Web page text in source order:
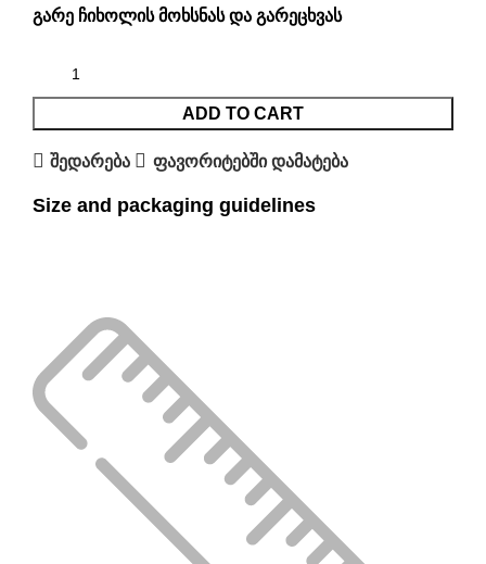
გარე ჩიხოლის მოხსნას და გარეცხვას
ADD TO CART
შედარება ფავორიტებში დამატება
Size and packaging guidelines